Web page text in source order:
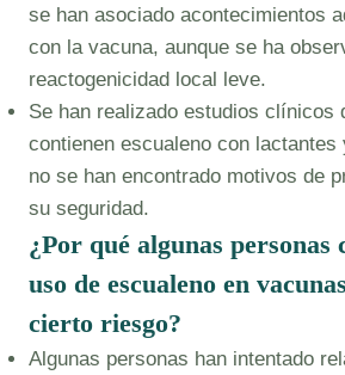
se han asociado acontecimientos
con la vacuna, aunque se ha
reactogenicidad local leve.
Se han realizado estudios clínicos
contienen escualeno con
no se han encontrado motivos de
su seguridad.
¿Por qué algunas personas
uso de escualeno en
cierto riesgo?
Algunas personas han intentado